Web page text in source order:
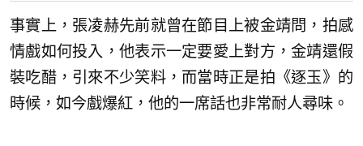
事實上，張凌赫先前就曾在節目上被金靖問，拍感
情戲如何投入，他表示一定要愛上對方，金靖還假
裝吃醋，引來不少笑料，而當時正是拍《逐玉》的
時候，如今戲爆紅，他的一席話也非常耐人尋味。